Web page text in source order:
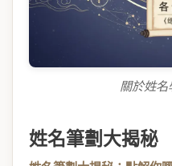
關於姓名
姓名筆劃大揭秘